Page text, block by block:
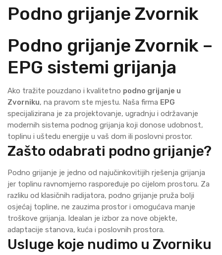
Podno grijanje Zvornik
Podno grijanje Zvornik –
EPG sistemi grijanja
Ako tražite pouzdano i kvalitetno podno grijanje u
Zvorniku, na pravom ste mjestu. Naša firma EPG
specijalizirana je za projektovanje, ugradnju i održavanje
modernih sistema podnog grijanja koji donose udobnost,
toplinu i uštedu energije u vaš dom ili poslovni prostor.
Zašto odabrati podno grijanje?
Podno grijanje je jedno od najučinkovitijih rješenja grijanja
jer toplinu ravnomjerno raspoređuje po cijelom prostoru. Za
razliku od klasičnih radijatora, podno grijanje pruža bolji
osjećaj topline, ne zauzima prostor i omogućava manje
troškove grijanja. Idealan je izbor za nove objekte,
adaptacije stanova, kuća i poslovnih prostora.
Usluge koje nudimo u Zvorniku